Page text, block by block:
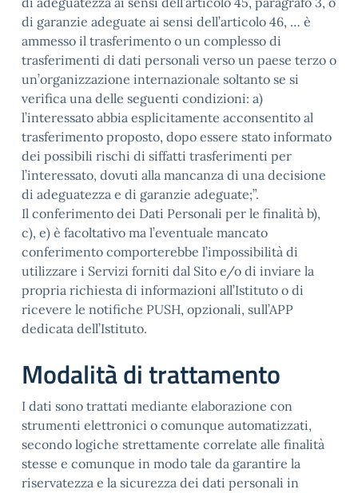
di garanzie adeguate ai sensi dell’articolo 46, … è
ammesso il trasferimento o un complesso di
trasferimenti di dati personali verso un paese terzo o
un’organizzazione internazionale soltanto se si
verifica una delle seguenti condizioni: a)
l’interessato abbia esplicitamente acconsentito al
trasferimento proposto, dopo essere stato informato
dei possibili rischi di siffatti trasferimenti per
l’interessato, dovuti alla mancanza di una decisione
di adeguatezza e di garanzie adeguate;”.
Il conferimento dei Dati Personali per le finalità b),
c), e) è facoltativo ma l’eventuale mancato
conferimento comporterebbe l’impossibilità di
utilizzare i Servizi forniti dal Sito e/o di inviare la
propria richiesta di informazioni all’Istituto o di
ricevere le notifiche PUSH, opzionali, sull’APP
dedicata dell’Istituto.
Modalità di trattamento
I dati sono trattati mediante elaborazione con
strumenti elettronici o comunque automatizzati,
secondo logiche strettamente correlate alle finalità
stesse e comunque in modo tale da garantire la
riservatezza e la sicurezza dei dati personali in